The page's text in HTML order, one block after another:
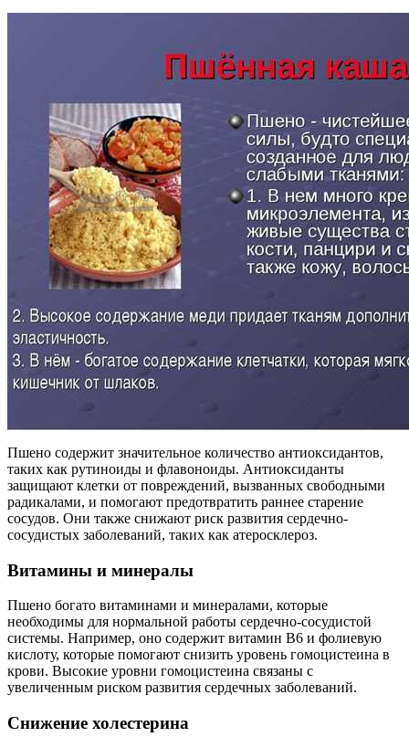
Пшено содержит значительное количество антиоксидантов,
таких как рутиноиды и флавоноиды. Антиоксиданты
защищают клетки от повреждений, вызванных свободными
радикалами, и помогают предотвратить раннее старение
сосудов. Они также снижают риск развития сердечно-
сосудистых заболеваний, таких как атеросклероз.
Витамины и минералы
Пшено богато витаминами и минералами, которые
необходимы для нормальной работы сердечно-сосудистой
системы. Например, оно содержит витамин В6 и фолиевую
кислоту, которые помогают снизить уровень гомоцистеина в
крови. Высокие уровни гомоцистеина связаны с
увеличенным риском развития сердечных заболеваний.
Снижение холестерина